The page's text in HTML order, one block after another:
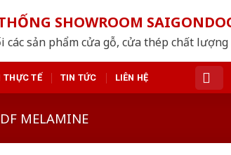
SHOWROOM
các sản phẩm cửa gỗ, cửa thép chất
THỰC TẾ TIN TỨC LIÊN HỆ
MELAMINE